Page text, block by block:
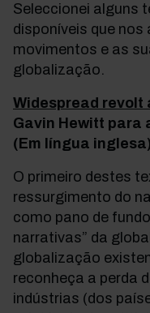
Seleccionei alguns
disponíveis que
movimentos e as
globalização.
Widespread
Gavin Hewitt para
(Em língua
O primeiro destes
ressurgimento do
como pano de
narrativas” da
globalização
reconheça a perda
indústrias (dos